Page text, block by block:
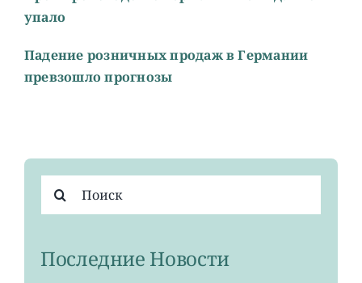
упало
Падение розничных продаж в Германии
превзошло прогнозы
поиска:
Последние Новости